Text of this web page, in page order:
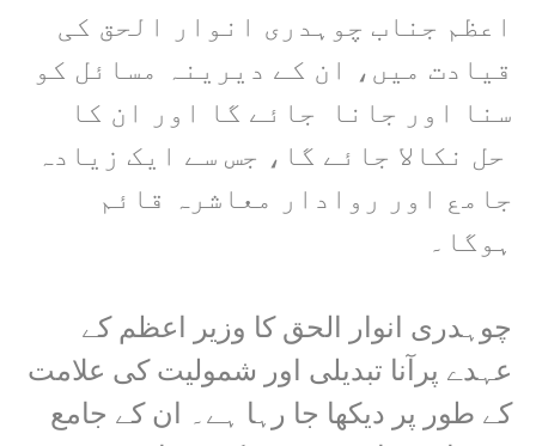
اعظم جناب چوہدری انوار الحق کی
قیادت میں، ان کے دیرینہ مسائل کو
سنا اور جانا جائے گا اور ان کا
حل نکالا جائے گا، جس سے ایک زیادہ
جامع اور روادار معاشرہ قائم
ہوگا۔
چوہدری انوار الحق کا وزیر اعظم کے
عہدے پرآنا تبدیلی اور شمولیت کی علامت
کے طور پر دیکھا جا رہا ہے۔ ان کے جامع